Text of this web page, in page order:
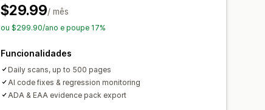
$29.99/ mês
ou $299.90/ano e poupe 17%
Funcionalidades
Daily scans, up to 500 pages
AI code fixes & regression monitoring
ADA & EAA evidence pack export